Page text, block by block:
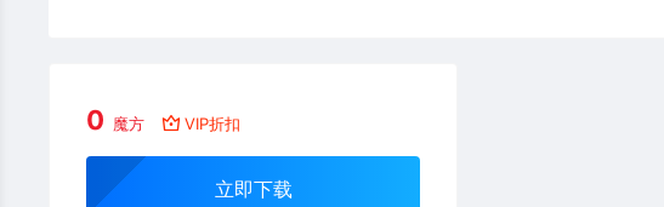
0 魔方 VIP折扣
立即下载